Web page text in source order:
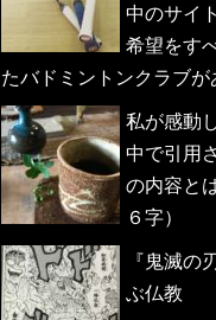
中のサイ
希望をす
たバドミントンクラブが
私が感動
中で引用
の内容と
６字）
『鬼滅の
ぶ仏教